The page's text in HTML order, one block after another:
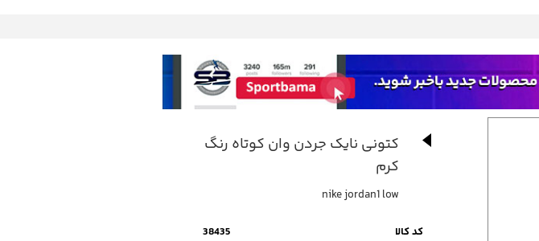
کتونی نایک جردن وان کوتاه رنگ
کرم
nike jordan1 low
کد کالا 38435